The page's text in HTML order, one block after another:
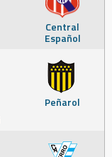
Central
Español
Peñarol